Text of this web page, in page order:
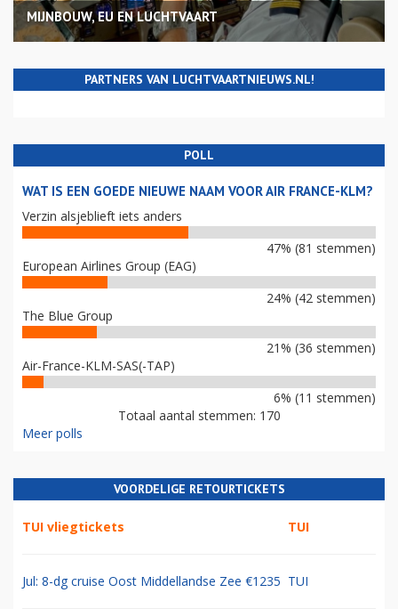
MIJNBOUW, EU EN LUCHTVAART
PARTNERS VAN LUCHTVAARTNIEUWS.NL!
POLL
WAT IS EEN GOEDE NIEUWE NAAM VOOR AIR FRANCE-KLM?
Verzin alsjeblieft iets anders
47% (81 stemmen)
European Airlines Group (EAG)
24% (42 stemmen)
The Blue Group
21% (36 stemmen)
Air-France-KLM-SAS(-TAP)
6% (11 stemmen)
Totaal aantal stemmen: 170
Meer polls
VOORDELIGE RETOURTICKETS
TUI vliegtickets TUI
Jul: 8-dg cruise Oost Middellandse Zee €1235 TUI